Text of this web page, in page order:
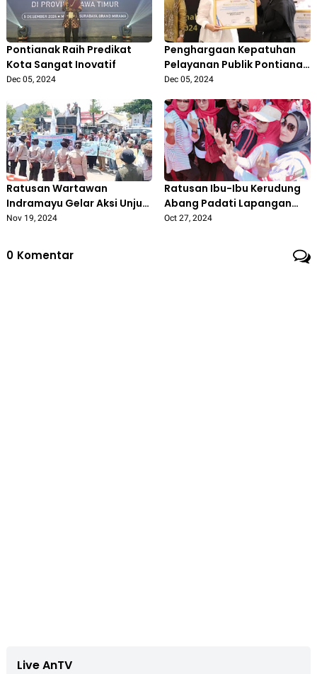
Pontianak Raih Predikat
Kota Sangat Inovatif
Dec 05, 2024
Penghargaan Kepatuhan
Pelayanan Publik Pontianak
Tertinggi ke-27 se-
Dec 05, 2024
Ratusan Wartawan
Indramayu Gelar Aksi Unjuk
Rasa dan Boikot
Nov 19, 2024
Ratusan Ibu-Ibu Kerudung
Abang Padati Lapangan
Janggleng 'Nina Lanjutkan
Oct 27, 2024
0 Komentar
Live AnTV